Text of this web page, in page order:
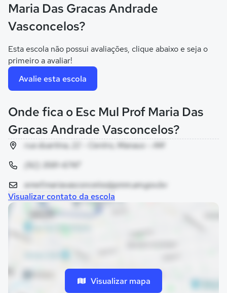
Maria Das Gracas Andrade
Vasconcelos?
Esta escola não possui avaliações, clique abaixo e seja o
primeiro a avaliar!
Avalie esta escola
Onde fica o Esc Mul Prof Maria Das
Gracas Andrade Vasconcelos?
rua duartina, 22 - Centro, Manaus - AM
(92) 3581-6747
emef.mariavasconcelos@pmm.am.gov.bv
Visualizar contato da escola
Visualizar mapa